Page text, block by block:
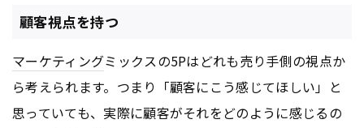
顧客視点を持つ
マーケティングミックスの5Pはどれも売り手側の視点か
ら考えられます。つまり「顧客にこう感じてほしい」と
思っていても、実際に顧客がそれをどのように感じるの